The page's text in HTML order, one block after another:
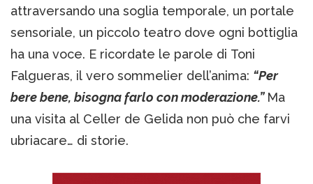
attraversando una soglia temporale, un portale
sensoriale, un piccolo teatro dove ogni bottiglia
ha una voce. E ricordate le parole di Toni
Falgueras, il vero sommelier dell’anima: “Per
bere bene, bisogna farlo con moderazione.” Ma
una visita al Celler de Gelida non può che farvi
ubriacare… di storie.